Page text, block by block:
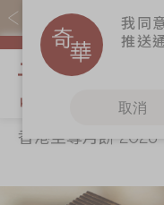
易賞錢會員憑推廣
關於奇華 奇
香港至尊月餅 2026
我同
推送
取消